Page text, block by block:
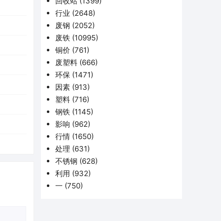
行业 (2648)
废钢 (2052)
废铁 (10995)
铜价 (761)
废塑料 (666)
环保 (1471)
因素 (913)
塑料 (716)
钢铁 (1145)
影响 (962)
行情 (1650)
处理 (631)
不锈钢 (628)
利用 (932)
一 (750)